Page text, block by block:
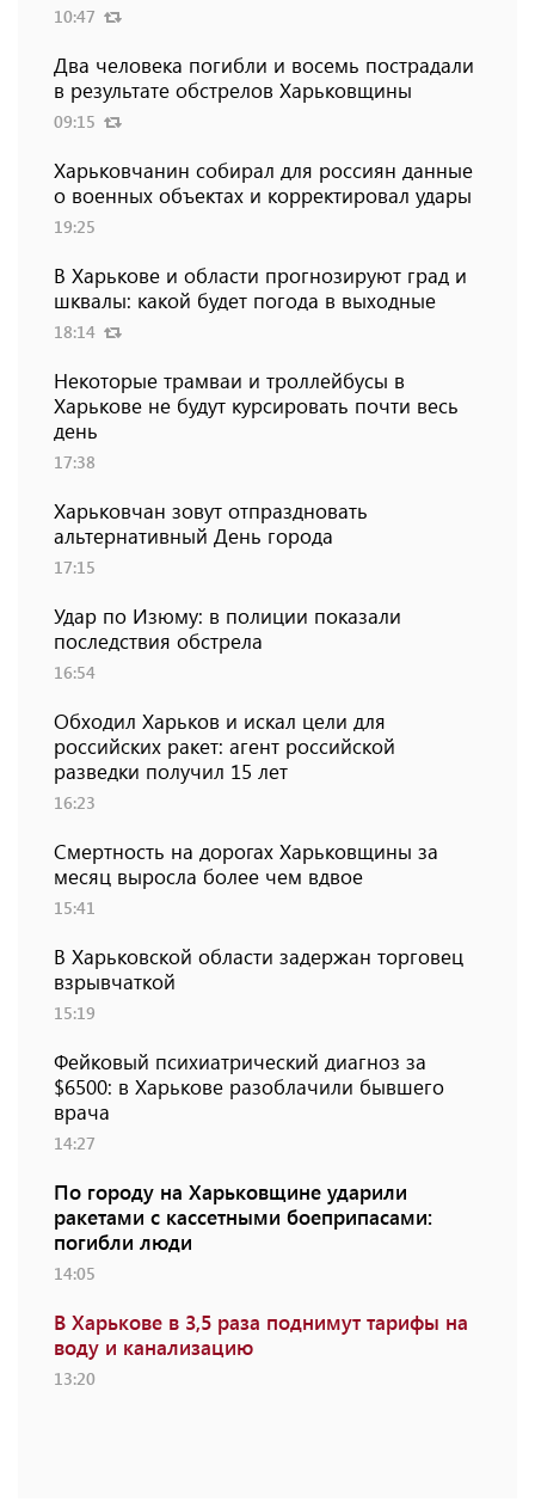
10:47
Два человека погибли и восемь пострадали
в результате обстрелов Харьковщины
09:15
Харьковчанин собирал для россиян данные
о военных объектах и ​​корректировал удары
19:25
В Харькове и области прогнозируют град и
шквалы: какой будет погода в выходные
18:14
Некоторые трамваи и троллейбусы в
Харькове не будут курсировать почти весь
день
17:38
Харьковчан зовут отпраздновать
альтернативный День города
17:15
Удар по Изюму: в полиции показали
последствия обстрела
16:54
Обходил Харьков и искал цели для
российских ракет: агент российской
разведки получил 15 лет
16:23
Смертность на дорогах Харьковщины за
месяц выросла более чем вдвое
15:41
В Харьковской области задержан торговец
взрывчаткой
15:19
Фейковый психиатрический диагноз за
$6500: в Харькове разоблачили бывшего
врача
14:27
По городу на Харьковщине ударили
ракетами с кассетными боеприпасами:
погибли люди
14:05
В Харькове в 3,5 раза поднимут тарифы на
воду и канализацию
13:20